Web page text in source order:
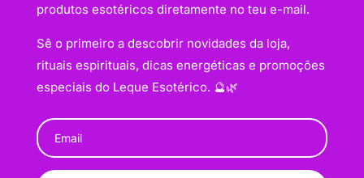
produtos esotéricos diretamente no teu e-mail.
Sê o primeiro a descobrir novidades da loja,
rituais espirituais, dicas energéticas e promoções
especiais do Leque Esotérico. 🔮🌿